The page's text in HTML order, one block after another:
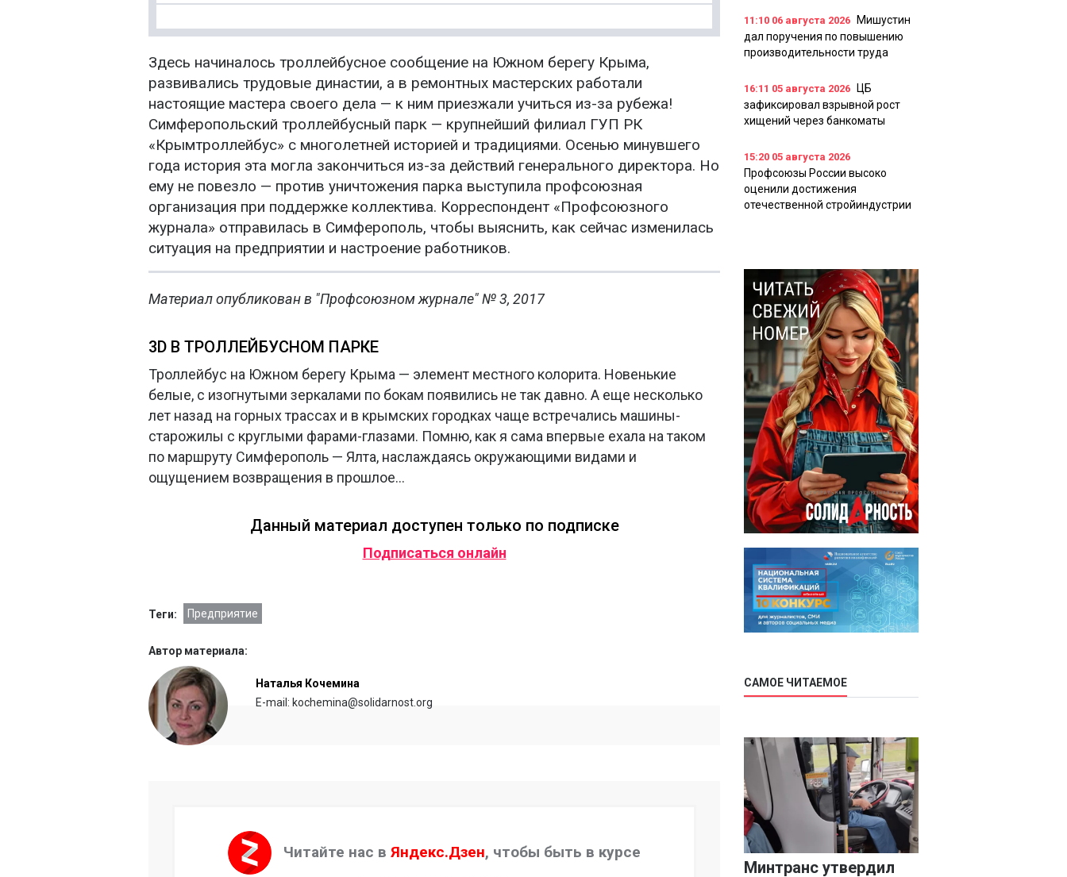
Здесь начиналось троллейбусное сообщение на Южном берегу Крыма,
развивались трудовые династии, а в ремонтных мастерских работали
настоящие мастера своего дела — к ним приезжали учиться из-за рубежа!
Симферопольский троллейбусный парк — крупнейший филиал ГУП РК
«Крымтроллейбус» с многолетней историей и традициями. Осенью минувшего
года история эта могла закончиться из-за действий генерального директора. Но
ему не повезло — против уничтожения парка выступила профсоюзная
организация при поддержке коллектива. Корреспондент «Профсоюзного
журнала» отправилась в Симферополь, чтобы выяснить, как сейчас изменилась
ситуация на предприятии и настроение работников.
Материал опубликован в "Профсоюзном журнале" № 3, 2017
3D В ТРОЛЛЕЙБУСНОМ ПАРКЕ
Троллейбус на Южном берегу Крыма — элемент местного колорита. Новенькие
белые, с изогнутыми зеркалами по бокам появились не так давно. А еще несколько
лет назад на горных трассах и в крымских городках чаще встречались машины-
старожилы с круглыми фарами-глазами. Помню, как я сама впервые ехала на таком
по маршруту Симферополь — Ялта, наслаждаясь окружающими видами и
ощущением возвращения в прошлое…
Данный материал доступен только по подписке
Подписаться онлайн
Теги: Предприятие
Автор материала:
Наталья Кочемина
E-mail: kochemina@solidarnost.org
Читайте нас в Яндекс.Дзен, чтобы быть в курсе
11:10 06 августа 2026
Мишустин
дал поручения по повышению
производительности труда
16:11 05 августа 2026
ЦБ
зафиксировал взрывной рост
хищений через банкоматы
15:20 05 августа 2026
Профсоюзы России высоко
оценили достижения
отечественной стройиндустрии
САМОЕ ЧИТАЕМОЕ
Минтранс утвердил